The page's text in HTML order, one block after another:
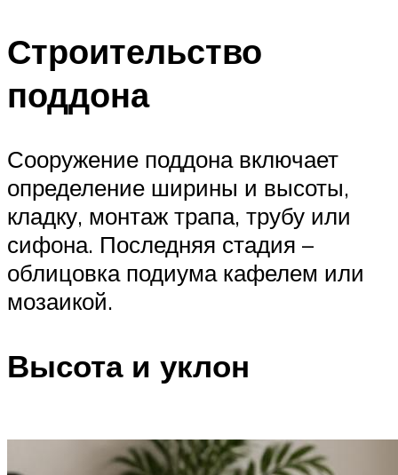
Строительство
поддона
Сооружение поддона включает
определение ширины и высоты,
кладку, монтаж трапа, трубу или
сифона. Последняя стадия –
облицовка подиума кафелем или
мозаикой.
Высота и уклон